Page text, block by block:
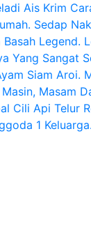
Ais Krim
Sedap
Legend.
Yang Sangat
Siam Aroi.
Masam
Cili Api Telur
1 Keluarga.